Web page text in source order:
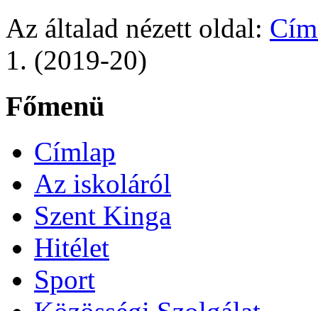
Az általad nézett oldal:
1. (2019-20)
Főmenü
Címlap
Az iskoláról
Szent Kinga
Hitélet
Sport